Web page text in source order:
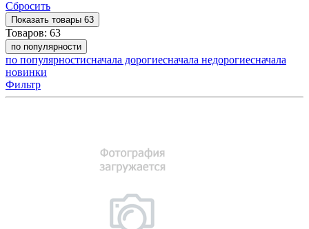
Сбросить
Показать товары 63
Товаров: 63
по популярности
по популярностисначала дорогиесначала недорогиесначала
новинки
Фильтр